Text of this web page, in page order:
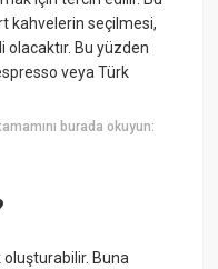
kahvelerin seçilmesi,
olacaktır. Bu yüzden
veya Türk
burada okuyun:
oluşturabilir. Buna